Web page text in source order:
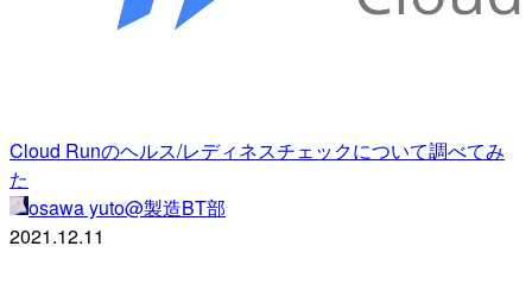
Cloud Runのヘルス/レディネスチェックについて調べてみ
た
osawa yuto@製造BT部
2021.12.11